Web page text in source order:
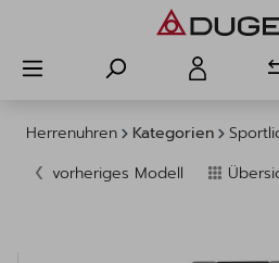
Herrenuhren Kategorien
vorheriges Modell